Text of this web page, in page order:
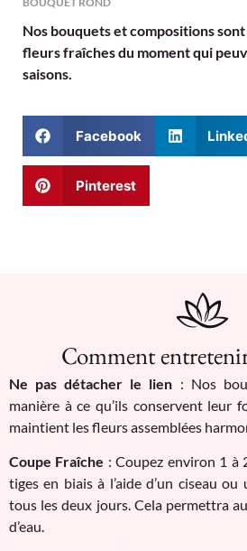
Nos bouquets et compositions
fleurs fraîches du moment qui
saisons.
Facebook
Pinterest
Comment
Ne pas détacher le lien : Nos
manière à ce qu’ils conservent leur
maintient les fleurs assemblées
Coupe Fraîche : Coupez environ 1 à
tiges en biais à l’aide d’un ciseau
tous les deux jours. Cela permettra
d’eau.